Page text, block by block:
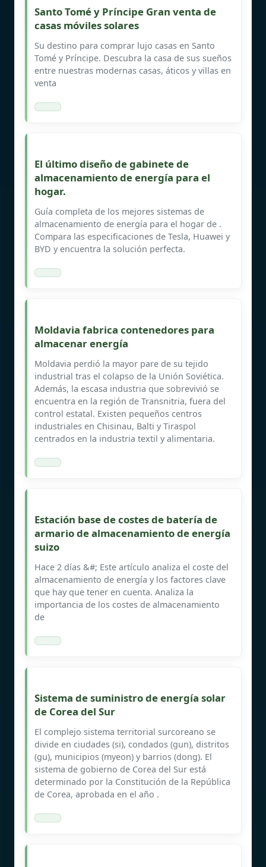
Santo Tomé y Príncipe Gran venta de
casas móviles solares
Su destino para comprar lujo casas en Santo
Tomé y Príncipe. Descubra la casa de sus sueños
entre nuestras modernas casas, áticos y villas en
venta
El último diseño de gabinete de
almacenamiento de energía para el
hogar.
Guía completa de los mejores sistemas de
almacenamiento de energía para el hogar de .
Compara las especificaciones de Tesla, Huawei y
BYD y encuentra la solución perfecta.
Moldavia fabrica contenedores para
almacenar energía
Moldavia perdió la mayor pare de su tejido
industrial tras el colapso de la Unión Soviética.
Además, la escasa industria que sobrevivió se
encuentra en la región de Transnitria, fuera del
control estatal. Existen pequeños centros
industriales en Chisinau, Balti y Tiraspol
centrados en la industria textil y alimentaria.
Estación base de costes de batería de
armario de almacenamiento de energía
suizo
Hace 2 días &#; Este artículo analiza el coste del
almacenamiento de energía y los factores clave
que hay que tener en cuenta. Analiza la
importancia de los costes de almacenamiento
de
Sistema de suministro de energía solar
de Corea del Sur
El complejo sistema territorial surcoreano se
divide en ciudades (si), condados (gun), distritos
(gu), municipios (myeon) y barrios (dong). El
sistema de gobierno de Corea del Sur está
determinado por la Constitución de la República
de Corea, aprobada en el año .